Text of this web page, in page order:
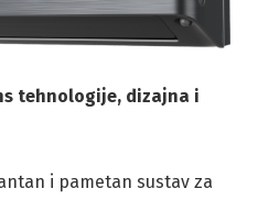
tehnologije, dizajna i
i pametan sustav za